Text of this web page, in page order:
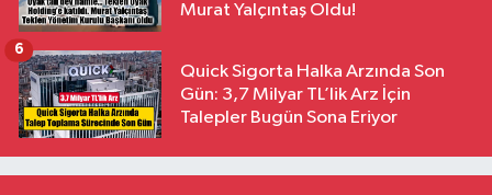
Murat Yalçıntaş Oldu!
Quick Sigorta Halka Arzında Son
Gün: 3,7 Milyar TL’lik Arz İçin
Talepler Bugün Sona Eriyor
6